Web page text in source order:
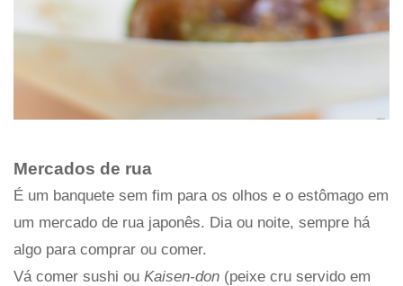
Mercados de rua
É um banquete sem fim para os olhos e o estômago em
um mercado de rua japonês. Dia ou noite, sempre há
algo para comprar ou comer.
Vá comer sushi ou Kaisen-don (peixe cru servido em